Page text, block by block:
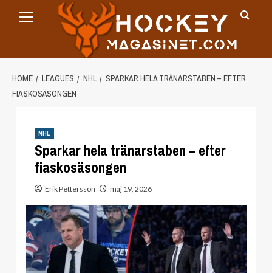
Menu
HOME LEAGUES NHL
SPARKAR HELA TRÄNARSTABEN – EFTER
FIASKOSÄSONGEN
NHL
Sparkar hela tränarstaben – efter
fiaskosäsongen
Erik Pettersson maj 19, 2026